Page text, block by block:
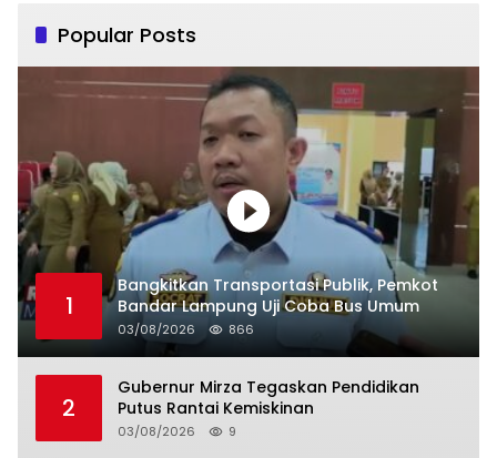
Popular Posts
1
Bangkitkan Transportasi Publik, Pemkot
Bandar Lampung Uji Coba Bus Umum
03/08/2026 866
2
Gubernur Mirza Tegaskan Pendidikan
Putus Rantai Kemiskinan
03/08/2026 9